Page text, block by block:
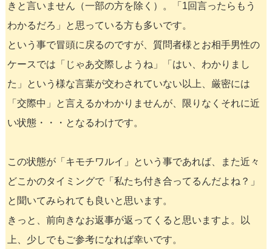
きと言いません（一部の方を除く）。「1回言ったらもう
わかるだろ」と思っている方も多いです。
という事で冒頭に戻るのですが、質問者様とお相手男性の
ケースでは「じゃあ交際しようね」「はい、わかりまし
た」という様な言葉が交わされていない以上、厳密には
「交際中」と言えるかわかりませんが、限りなくそれに近
い状態・・・となるわけです。
この状態が「キモチワルイ」という事であれば、また近々
どこかのタイミングで「私たち付き合ってるんだよね？」
と聞いてみられても良いと思います。
きっと、前向きなお返事が返ってくると思いますよ。以
上、少しでもご参考になれば幸いです。